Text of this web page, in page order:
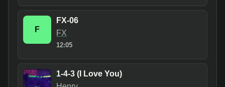
F
FX-06
FX
12:05
1-4-3 (I Love You)